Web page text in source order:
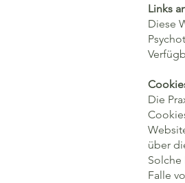
Links
Diese
Die
über
Solche
Falle